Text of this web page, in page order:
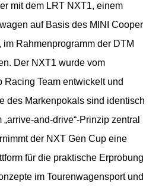
mit dem LRT NXT1, einem
auf Basis des MINI Cooper
Rahmenprogramm der DTM
Der NXT1 wurde vom
Racing Team entwickelt und
des Markenpokals sind identisch
and-drive“-Prinzip zentral
der NXT Gen Cup eine
für die praktische Erprobung
im Tourenwagensport und